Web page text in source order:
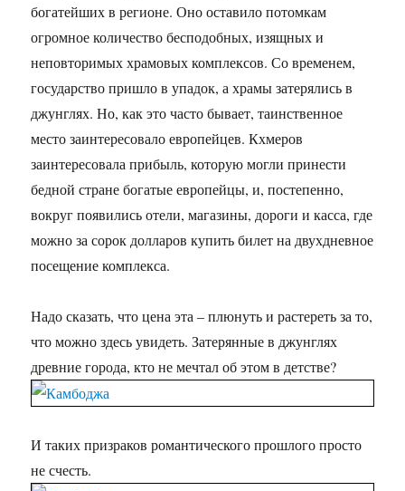
богатейших в регионе. Оно оставило потомкам
огромное количество бесподобных, изящных и
неповторимых храмовых комплексов. Со временем,
государство пришло в упадок, а храмы затерялись в
джунглях. Но, как это часто бывает, таинственное
место заинтересовало европейцев. Кхмеров
заинтересовала прибыль, которую могли принести
бедной стране богатые европейцы, и, постепенно,
вокруг появились отели, магазины, дороги и касса, где
можно за сорок долларов купить билет на двухдневное
посещение комплекса.
Надо сказать, что цена эта – плюнуть и растереть за то,
что можно здесь увидеть. Затерянные в джунглях
древние города, кто не мечтал об этом в детстве?
И таких призраков романтического прошлого просто
не счесть.